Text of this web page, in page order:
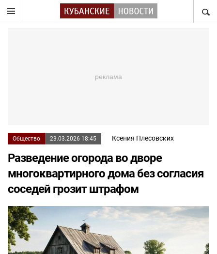
Общество 23.03.2026 18:45 Ксения Плесовских
Разведение огорода во дворе
многоквартирного дома без согласия
соседей грозит штрафом